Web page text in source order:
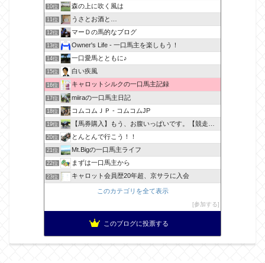
10位 森の上に吹く風は
11位 うさとお酒と…
12位 マーＤの馬的なブログ
13位 Owner's Life - 一口馬主を楽しもう！
14位 一口愛馬とともに♪
15位 白い疾風
16位 キャロットシルクの一口馬主記録
17位 miiraの一口馬主日記
18位 コムコムＪＰ - コムコムJP
19位 【馬券購入】もう、お腹いっぱいです。【競走馬出資】
20位 とんとんで行こう！！
21位 Mt.Bigの一口馬主ライフ
22位 まずは一口馬主から
23位 キャロット会員歴20年超、京サラに入会
このカテゴリを全て表示
参加する
このブログに投票する